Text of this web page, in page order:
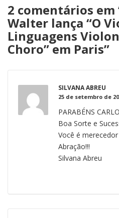
2 comentários em
Walter lança “O
Linguagens
Choro” em Paris”
SILVANA ABREU
25 de setembro de
PARABÉNS
Boa Sorte e
Você é
Abração!!!
Silvana Abreu